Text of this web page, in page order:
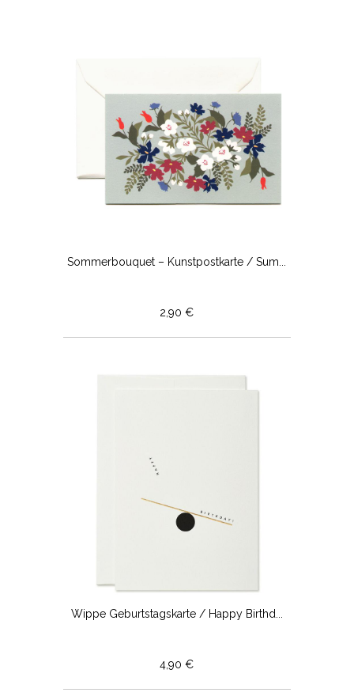
Sommerbouquet – Kunstpostkarte / Sum...
2,90 €
Wippe Geburtstagskarte / Happy Birthd...
4,90 €